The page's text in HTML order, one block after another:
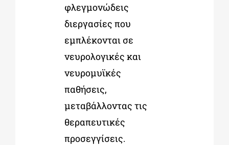
φλεγμονώδεις
διεργασίες που
εμπλέκονται σε
νευρολογικές και
νευρομυϊκές
παθήσεις,
μεταβάλλοντας τις
θεραπευτικές
προσεγγίσεις.